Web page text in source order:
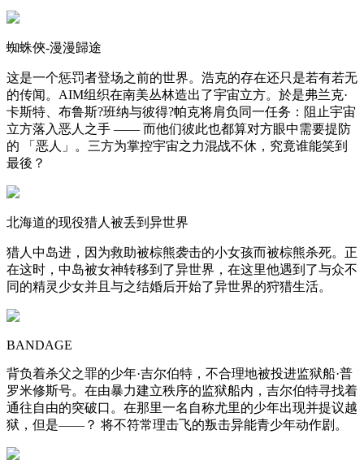
蜘蛛俠-漫漫歸途
这是一个惩罚者登场之前的世界。浩克的存在还只是若有若无
的传闻。AIM组织在南美丛林造出了宇宙立方。於是弗兰克·
卡斯特、布鲁斯?班纳与彼得?帕克将肩负同一任务：阻止宇宙
立方落入恶人之手 —— 而他们彼此也都算对方眼中需要提防
的 「恶人」。三方为掌控宇宙之力混战不休，究竟谁能笑到
最後？
北海道的现役猎人被丢到异世界
猎人中岛进，因为救助被棕熊袭击的小女孩而被棕熊杀死。正
在这时，中岛被女神转移到了异世界，在这里他遇到了与众不
同的精灵少女并且与之结婚后开始了异世界的狩猎生活。
BANDAGE
背负着杀父之罪的少年·吉尔伯特，不合理地被投进监狱船·普
罗米修斯号。在由暴力建立秩序的监狱船内，吉尔伯特寻找着
通往自由的突破口。在那里一名自称尤里的少年出现并提议越
狱，但是——？ 将不符常理击飞的叛击异能青少年动作剧。